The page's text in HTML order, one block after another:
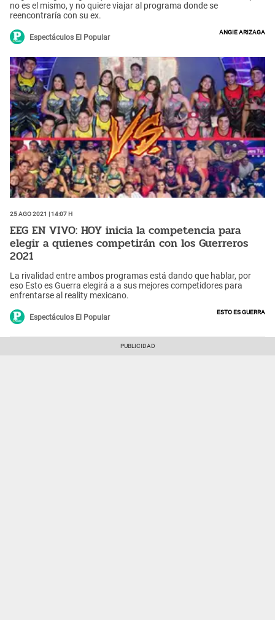
no es el mismo, y no quiere viajar al programa donde se
reencontraría con su ex.
Espectáculos El Popular
Angie Arizaga
25 Ago 2021 | 14:07 h
EEG EN VIVO: HOY inicia la competencia para
elegir a quienes competirán con los Guerreros
2021
La rivalidad entre ambos programas está dando que hablar, por
eso Esto es Guerra elegirá a a sus mejores competidores para
enfrentarse al reality mexicano.
Espectáculos El Popular
Esto es guerra